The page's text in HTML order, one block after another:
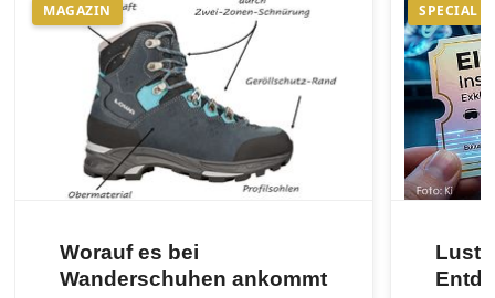
MAGAZIN
Worauf es bei
Wanderschuhen ankommt
SPECIAL
Lust